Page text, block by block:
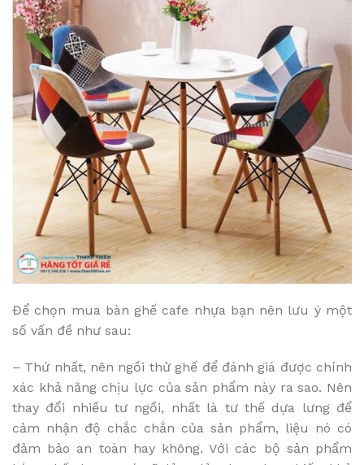
Để chọn mua bàn ghế cafe nhựa bạn nên lưu ý một
số vấn đề như sau:
– Thứ nhất, nên ngồi thử ghế để đánh giá được chính
xác khả năng chịu lực của sản phẩm này ra sao. Nên
thay đổi nhiều tư ngồi, nhất là tư thế dựa lưng để
cảm nhận độ chắc chắn của sản phẩm, liệu nó có
đảm bảo an toàn hay không. Với các bộ sản phẩm